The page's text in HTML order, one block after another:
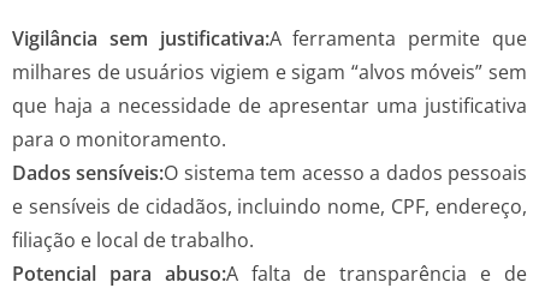
Vigilância sem justificativa:A ferramenta permite que
milhares de usuários vigiem e sigam “alvos móveis” sem
que haja a necessidade de apresentar uma justificativa
para o monitoramento.
Dados sensíveis:O sistema tem acesso a dados pessoais
e sensíveis de cidadãos, incluindo nome, CPF, endereço,
filiação e local de trabalho.
Potencial para abuso:A falta de transparência e de